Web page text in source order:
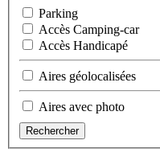
Parking
Accès Camping-car
Accès Handicapé
Aires géolocalisées
Aires avec photo
Rechercher